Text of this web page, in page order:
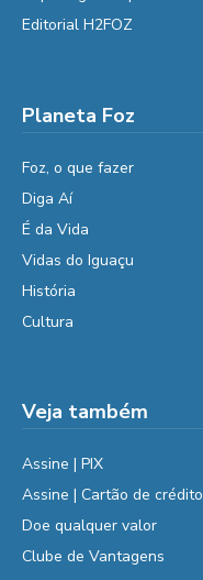
Editorial H2FOZ
Planeta Foz
Foz, o que fazer
Diga Aí
É da Vida
Vidas do Iguaçu
História
Cultura
Veja também
Assine | PIX
Assine | Cartão de crédito
Doe qualquer valor
Clube de Vantagens